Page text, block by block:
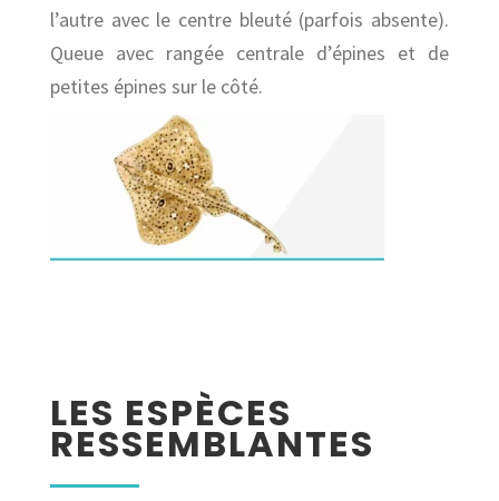
l’autre avec le centre bleuté (parfois absente).
Queue avec rangée centrale d’épines et de
petites épines sur le côté.
LES ESPÈCES
RESSEMBLANTES